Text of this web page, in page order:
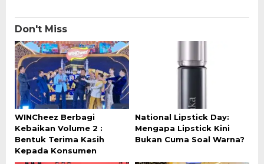
Don't Miss
WINCheez Berbagi
Kebaikan Volume 2 :
Bentuk Terima Kasih
Kepada Konsumen
National Lipstick Day:
Mengapa Lipstick Kini
Bukan Cuma Soal Warna?